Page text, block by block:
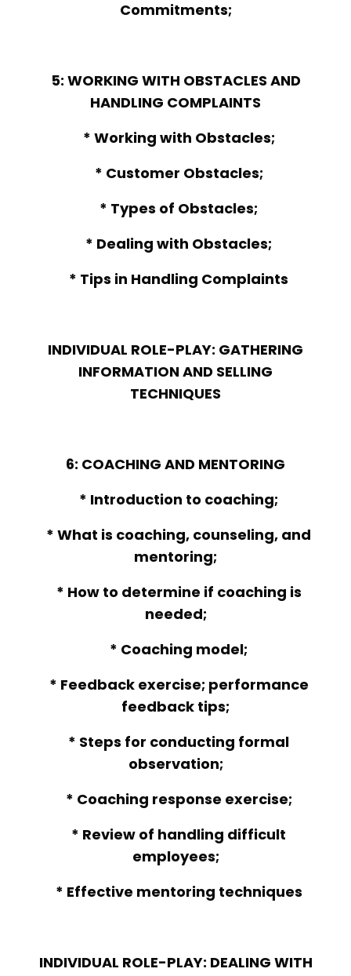
Commitments;
5: WORKING WITH OBSTACLES AND
HANDLING COMPLAINTS
* Working with Obstacles;
* Customer Obstacles;
* Types of Obstacles;
* Dealing with Obstacles;
* Tips in Handling Complaints
INDIVIDUAL ROLE-PLAY: GATHERING
INFORMATION AND SELLING
TECHNIQUES
6: COACHING AND MENTORING
* Introduction to coaching;
* What is coaching, counseling, and
mentoring;
* How to determine if coaching is
needed;
* Coaching model;
* Feedback exercise; performance
feedback tips;
* Steps for conducting formal
observation;
* Coaching response exercise;
* Review of handling difficult
employees;
* Effective mentoring techniques
INDIVIDUAL ROLE-PLAY: DEALING WITH